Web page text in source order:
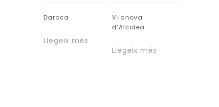
Daroca
Llegeix més
Vilanova
d’Alcolea
Llegeix més